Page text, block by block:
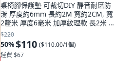
桌椅腳保護墊 可裁切DIY 靜音耐磨防
滑 厚度約6mm 長約2M 寬約2CM, 寬
2釐米 厚度6毫米 加厚紋理款 長2米 自
粘可裁剪
$220
50%$110 ($110.00/1個)
運費 $67